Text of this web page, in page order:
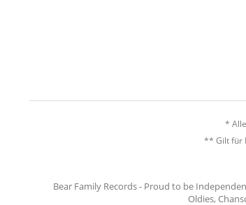
*
** Gilt für
Bear Family Records - Proud to be
Oldies,